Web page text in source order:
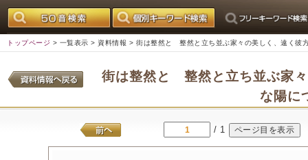
トップページ > 一覧表示 > 資料情報 > 街は整然と 整然と立ち並ぶ家々の美しく、遠く彼
街は整然と 整然と立ち並ぶ家
な陽に
/ 1